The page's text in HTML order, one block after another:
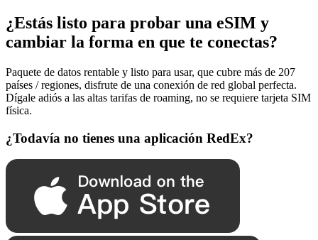
¿Estás listo para probar una eSIM y
cambiar la forma en que te conectas?
Paquete de datos rentable y listo para usar, que cubre más de 207
países / regiones, disfrute de una conexión de red global perfecta.
Dígale adiós a las altas tarifas de roaming, no se requiere tarjeta SIM
física.
¿Todavía no tienes una aplicación RedEx?